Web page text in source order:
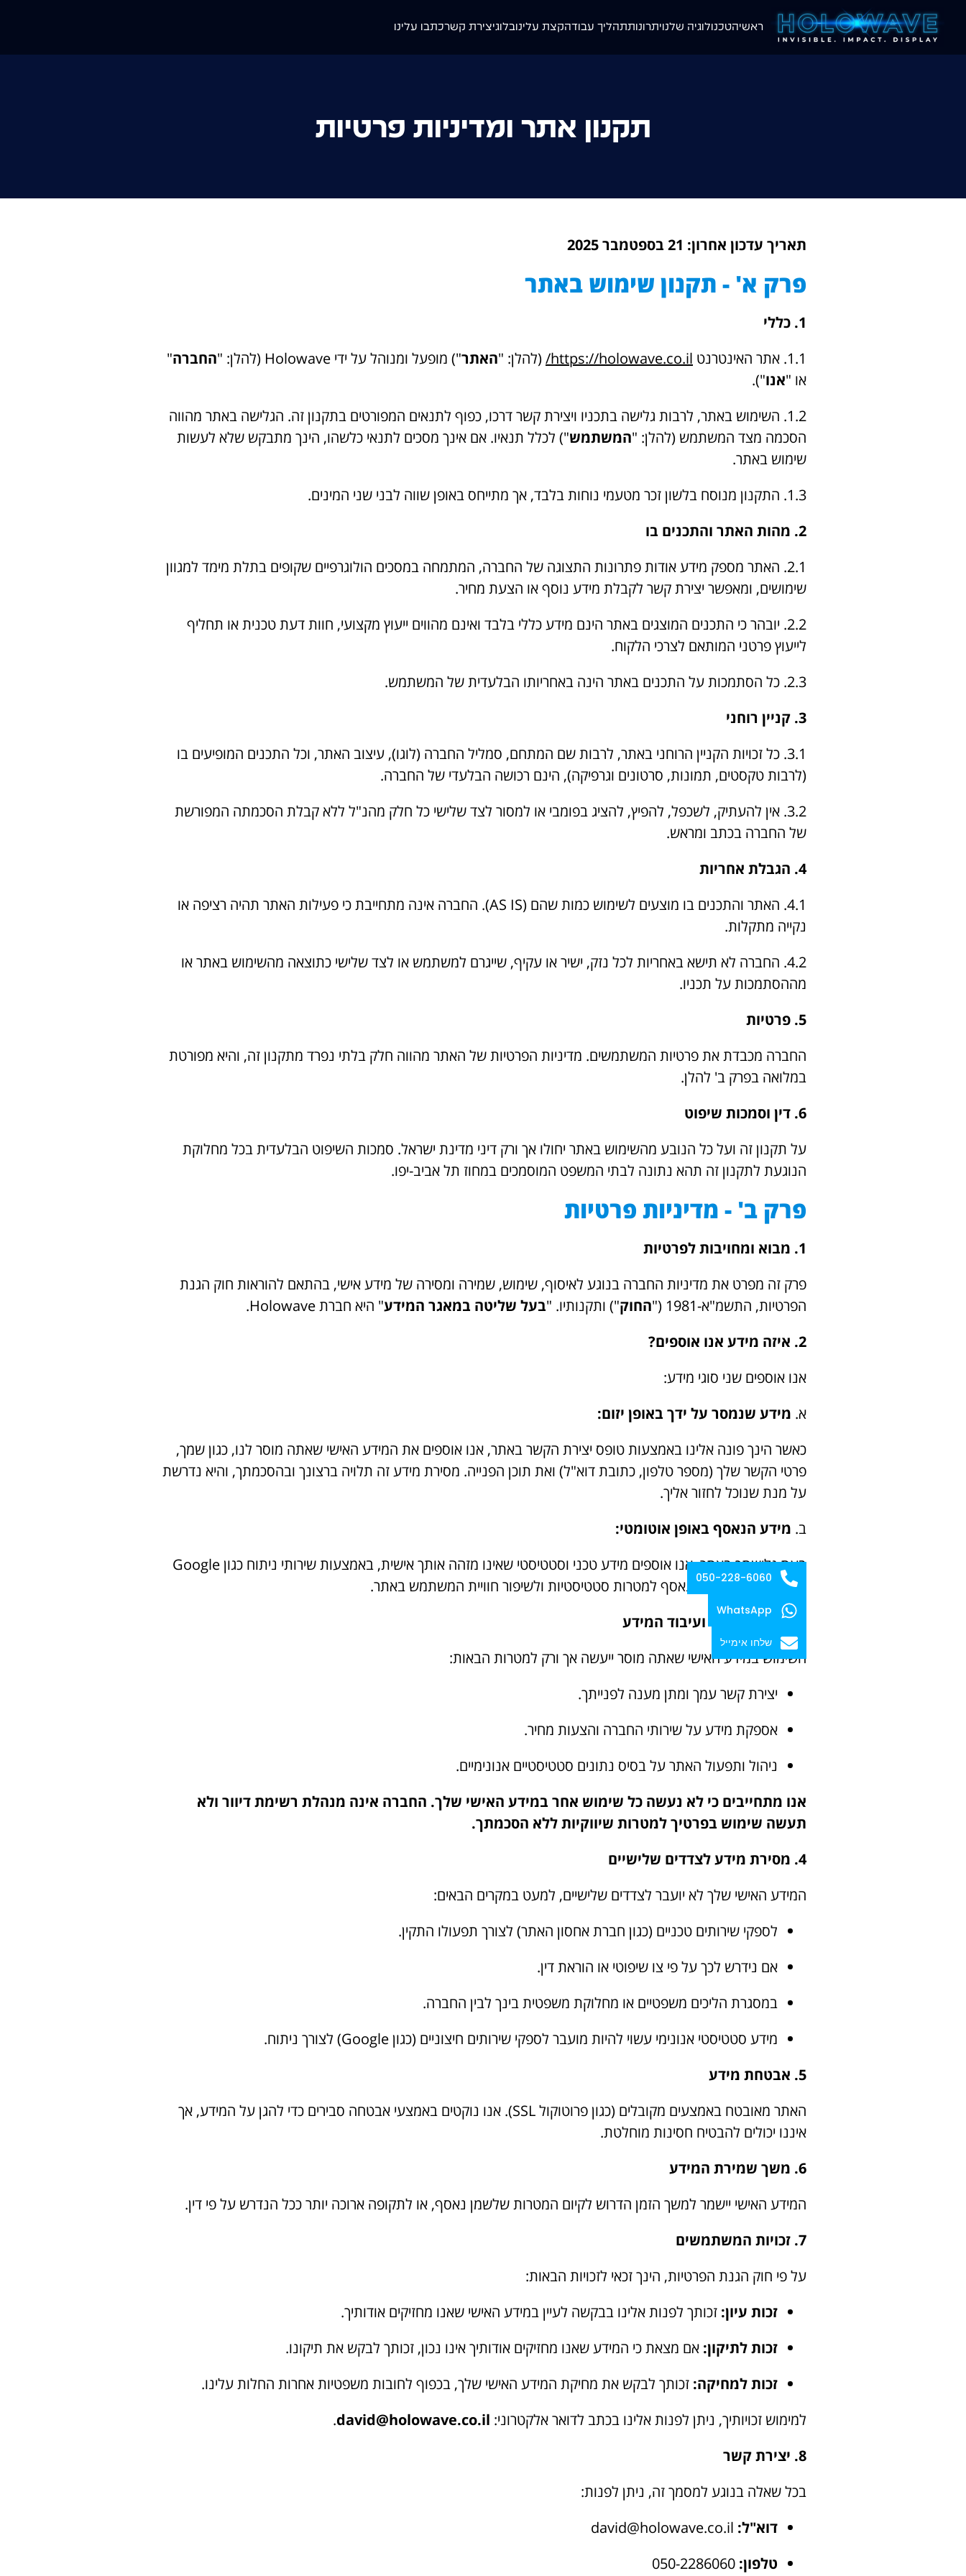
ראשיהטכנולוגיה שלנויתרונותתהליך עבודהקצת עלינובלוגיצירת קשרכתבו עלינו
תקנון אתר ומדיניות פרטיות
תאריך עדכון אחרון: 21 בספטמבר 2025
פרק א' - תקנון שימוש באתר
1. כללי
1.1. אתר האינטרנט
https://holowave.co.il/ (להלן: "האתר") מופעל ומנוהל על ידי Holowave (להלן: " החברה"
או "אנו").
1.2. השימוש באתר, לרבות גלישה בתכניו ויצירת קשר דרכו, כפוף לתנאים המפורטים בתקנון זה. הגלישה באתר מהווה
הסכמה מצד המשתמש (להלן: "המשתמש") לכלל תנאיו. אם אינך מסכים לתנאי כלשהו, הינך מתבקש שלא לעשות
שימוש באתר.
1.3. התקנון מנוסח בלשון זכר מטעמי נוחות בלבד, אך מתייחס באופן שווה לבני שני המינים.
2. מהות האתר והתכנים בו
2.1. האתר מספק מידע אודות פתרונות התצוגה של החברה, המתמחה במסכים הולוגרפיים שקופים בתלת מימד למגוון
שימושים, ומאפשר יצירת קשר לקבלת מידע נוסף או הצעת מחיר.
2.2. יובהר כי התכנים המוצגים באתר הינם מידע כללי בלבד ואינם מהווים ייעוץ מקצועי, חוות דעת טכנית או תחליף
לייעוץ פרטני המותאם לצרכי הלקוח.
2.3. כל הסתמכות על התכנים באתר הינה באחריותו הבלעדית של המשתמש.
3. קניין רוחני
3.1. כל זכויות הקניין הרוחני באתר, לרבות שם המתחם, סמליל החברה (לוגו), עיצוב האתר, וכל התכנים המופיעים בו
(לרבות טקסטים, תמונות, סרטונים וגרפיקה), הינם רכושה הבלעדי של החברה.
3.2. אין להעתיק, לשכפל, להפיץ, להציג בפומבי או למסור לצד שלישי כל חלק מהנ"ל ללא קבלת הסכמתה המפורשת
של החברה בכתב ומראש.
4. הגבלת אחריות
4.1. האתר והתכנים בו מוצעים לשימוש כמות שהם (AS IS). החברה אינה מתחייבת כי פעילות האתר תהיה רציפה או
נקייה מתקלות.
4.2. החברה לא תישא באחריות לכל נזק, ישיר או עקיף, שייגרם למשתמש או לצד שלישי כתוצאה מהשימוש באתר או
מההסתמכות על תכניו.
5. פרטיות
החברה מכבדת את פרטיות המשתמשים. מדיניות הפרטיות של האתר מהווה חלק בלתי נפרד מתקנון זה, והיא מפורטת
במלואה בפרק ב' להלן.
6. דין וסמכות שיפוט
על תקנון זה ועל כל הנובע מהשימוש באתר יחולו אך ורק דיני מדינת ישראל. סמכות השיפוט הבלעדית בכל מחלוקת
הנוגעת לתקנון זה תהא נתונה לבתי המשפט המוסמכים במחוז תל אביב-יפו.
פרק ב' - מדיניות פרטיות
1. מבוא ומחויבות לפרטיות
פרק זה מפרט את מדיניות החברה בנוגע לאיסוף, שימוש, שמירה ומסירה של מידע אישי, בהתאם להוראות חוק הגנת
הפרטיות, התשמ"א-1981 ("
החוק") ותקנותיו. "בעל שליטה במאגר המידע" היא חברת Holowave.
2. איזה מידע אנו אוספים?
אנו אוספים שני סוגי מידע:
א. מידע שנמסר על ידך באופן יזום:
כאשר הינך פונה אלינו באמצעות טופס יצירת הקשר באתר, אנו אוספים את המידע האישי שאתה מוסר לנו, כגון שמך,
פרטי הקשר שלך (מספר טלפון, כתובת דוא"ל) ואת תוכן הפנייה. מסירת מידע זה תלויה ברצונך ובהסכמתך, והיא נדרשת
על מנת שנוכל לחזור אליך.
ב. מידע הנאסף באופן אוטומטי:
בעת גלישתך באתר, אנו אוספים מידע טכני וסטטיסטי שאינו מזהה אותך אישית, באמצעות שירותי ניתוח כגון Google
Analytics. מידע זה נאסף למטרות סטטיסטיות ולשיפור חוויית המשתמש באתר.
השימוש במידע האישי שאתה מוסר ייעשה אך ורק למטרות הבאות:
יצירת קשר עמך ומתן מענה לפנייתך.
אספקת מידע על שירותי החברה והצעות מחיר.
ניהול ותפעול האתר על בסיס נתונים סטטיסטיים אנונימיים.
אנו מתחייבים כי לא נעשה כל שימוש אחר במידע האישי שלך. החברה אינה מנהלת רשימת דיוור ולא
תעשה שימוש בפרטיך למטרות שיווקיות ללא הסכמתך.
4. מסירת מידע לצדדים שלישיים
המידע האישי שלך לא יועבר לצדדים שלישיים, למעט במקרים הבאים:
לספקי שירותים טכניים (כגון חברת אחסון האתר) לצורך תפעולו התקין.
אם נידרש לכך על פי צו שיפוטי או הוראת דין.
במסגרת הליכים משפטיים או מחלוקת משפטית בינך לבין החברה.
מידע סטטיסטי אנונימי עשוי להיות מועבר לספקי שירותים חיצוניים (כגון Google) לצורך ניתוח.
5. אבטחת מידע
האתר מאובטח באמצעים מקובלים (כגון פרוטוקול SSL). אנו נוקטים באמצעי אבטחה סבירים כדי להגן על המידע, אך
איננו יכולים להבטיח חסינות מוחלטת.
6. משך שמירת המידע
המידע האישי יישמר למשך הזמן הדרוש לקיום המטרות שלשמן נאסף, או לתקופה ארוכה יותר ככל הנדרש על פי דין.
7. זכויות המשתמשים
על פי חוק הגנת הפרטיות, הינך זכאי לזכויות הבאות:
זכות עיון: זכותך לפנות אלינו בבקשה לעיין במידע האישי שאנו מחזיקים אודותיך.
זכות לתיקון: אם מצאת כי המידע שאנו מחזיקים אודותיך אינו נכון, זכותך לבקש את תיקונו.
זכות למחיקה: זכותך לבקש את מחיקת המידע האישי שלך, בכפוף לחובות משפטיות אחרות החלות עלינו.
למימוש זכויותיך, ניתן לפנות אלינו בכתב לדואר אלקטרוני: david@holowave.co.il
.
8. יצירת קשר
בכל שאלה בנוגע למסמך זה, ניתן לפנות:
דוא"ל:
טלפון:
050-228-6060
WhatsApp
שלחו אימייל